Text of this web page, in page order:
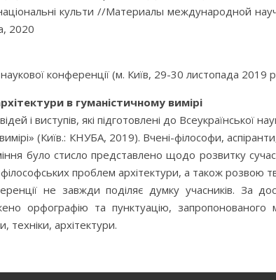
культи //Материалы международной
2020
наукової конференції (м. Київ, 29-30 листопада
в гуманістичному вимірі
і виступів, які підготовлені до Всеукраїнської
(Київ.: КНУБА, 2019). Вчені-філософи,
було стисло представлено щодо розвитку
проблем архітектури, а також розвою
не завжди поділяє думку учасників. За
орфографію та пунктуацію, запропонованого
архітектури.